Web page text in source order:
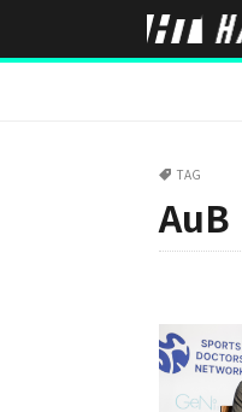
TAG
AuB